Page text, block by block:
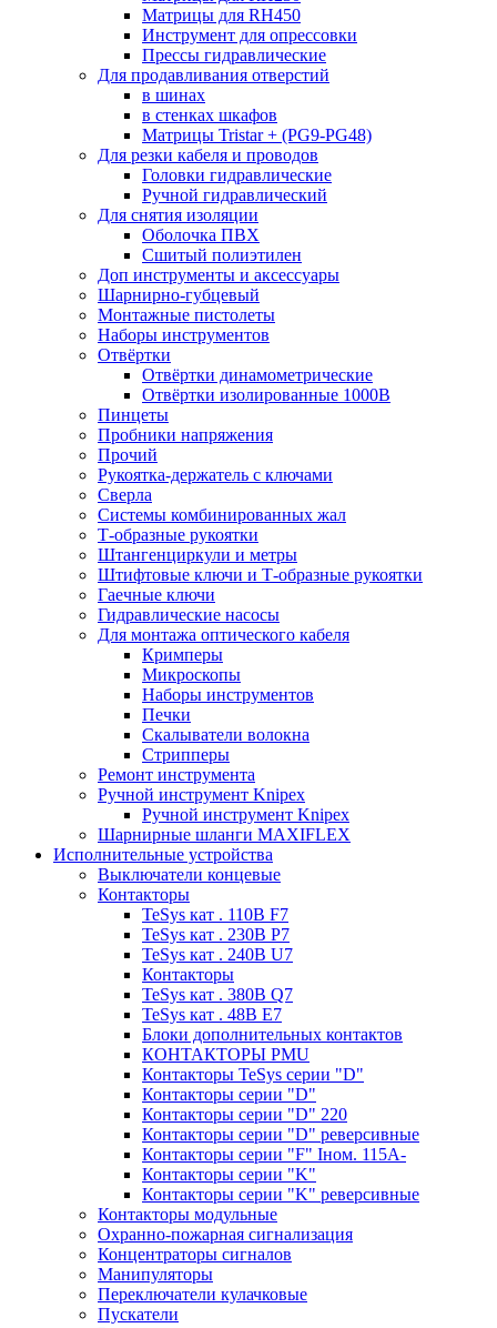
Матрицы для RH450
Инструмент для опрессовки
Прессы гидравлические
Для продавливания отверстий
в шинах
в стенках шкафов
Матрицы Tristar + (PG9-PG48)
Для резки кабеля и проводов
Головки гидравлические
Ручной гидравлический
Для снятия изоляции
Оболочка ПВХ
Сшитый полиэтилен
Доп инструменты и аксессуары
Шарнирно-губцевый
Монтажные пистолеты
Наборы инструментов
Отвёртки
Отвёртки динамометрические
Отвёртки изолированные 1000В
Пинцеты
Пробники напряжения
Прочий
Рукоятка-держатель с ключами
Сверла
Системы комбинированных жал
Т-образные рукоятки
Штангенциркули и метры
Штифтовые ключи и Т-образные рукоятки
Гаечные ключи
Гидравлические насосы
Для монтажа оптического кабеля
Кримперы
Микроскопы
Наборы инструментов
Печки
Скалыватели волокна
Стрипперы
Ремонт инструмента
Ручной инструмент Knipex
Ручной инструмент Knipex
Шарнирные шланги MAXIFLEX
Исполнительные устройства
Выключатели концевые
Контакторы
TeSys кат . 110В F7
TeSys кат . 230В P7
TeSys кат . 240В U7
Контакторы
TeSys кат . 380В Q7
TeSys кат . 48В E7
Блоки дополнительных контактов
КОНТАКТОРЫ PMU
Контакторы TeSys серии "D"
Контакторы серии "D"
Контакторы серии "D" 220
Контакторы серии "D" реверсивные
Контакторы серии "F" Iном. 115А-
Контакторы серии "K"
Контакторы серии "K" реверсивные
Контакторы модульные
Охранно-пожарная сигнализация
Концентраторы сигналов
Манипуляторы
Переключатели кулачковые
Пускатели